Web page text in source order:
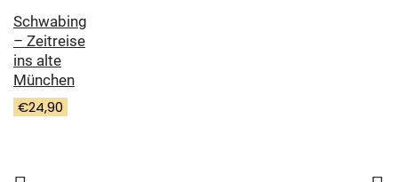
Schwabing
– Zeitreise
ins alte
München
€24,90